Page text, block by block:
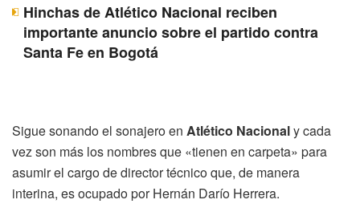
Hinchas de Atlético Nacional reciben
importante anuncio sobre el partido contra
Santa Fe en Bogotá
Sigue sonando el sonajero en Atlético Nacionaly cada
vez son más los nombres que «tienen en carpeta» para
asumir el cargo de director técnico que, de manera
interina, es ocupado por Hernán Darío Herrera.